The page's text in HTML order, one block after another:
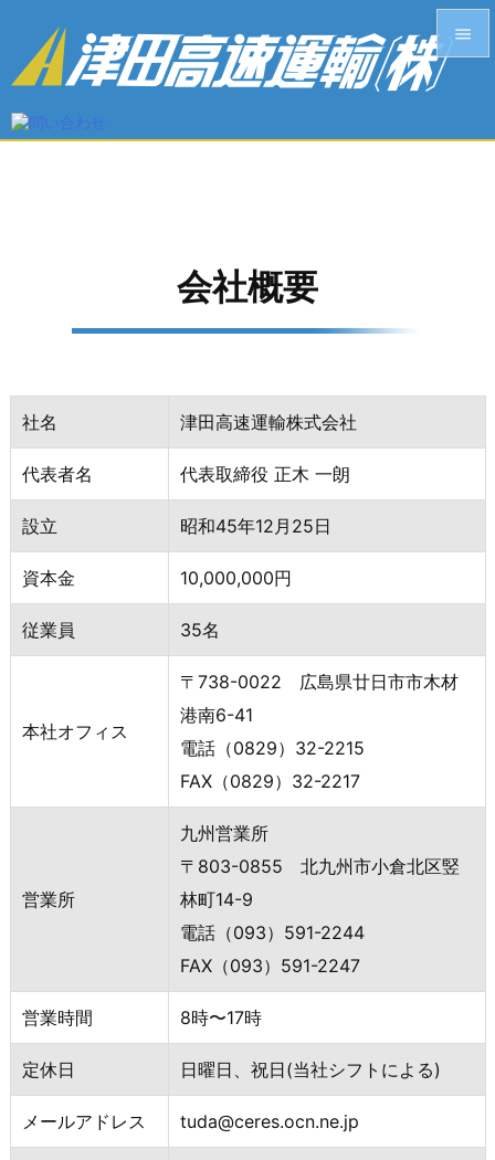


会社概要
社名 津田高速運輸株式会社
代表者名 代表取締役 正木 一朗
設立 昭和45年12月25日
資本金 10,000,000円
従業員 35名
本社オフィス
〒738-0022 広島県廿日市市木材
港南6-41
電話（0829）32-2215
FAX（0829）32-2217
営業所
九州営業所
〒803-0855 北九州市小倉北区竪
林町14-9
電話（093）591-2244
FAX（093）591-2247
営業時間 8時〜17時
定休日 日曜日、祝日(当社シフトによる)
メールアドレス tuda@ceres.ocn.ne.jp